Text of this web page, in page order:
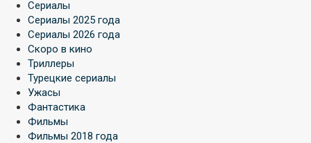
Сериалы
Сериалы 2025 года
Сериалы 2026 года
Скоро в кино
Триллеры
Турецкие сериалы
Ужасы
Фантастика
Фильмы
Фильмы 2018 года